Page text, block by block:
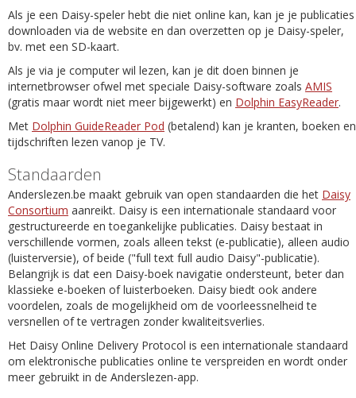
Als je een Daisy-speler hebt die niet online kan, kan je je publicaties
downloaden via de website en dan overzetten op je Daisy-speler,
bv. met een SD-kaart.
Als je via je computer wil lezen, kan je dit doen binnen je
internetbrowser ofwel met speciale Daisy-software zoals AMIS
(gratis maar wordt niet meer bijgewerkt) en Dolphin EasyReader.
Met Dolphin GuideReader Pod (betalend) kan je kranten, boeken en
tijdschriften lezen vanop je TV.
Standaarden
Anderslezen.be maakt gebruik van open standaarden die het Daisy
Consortium aanreikt. Daisy is een internationale standaard voor
gestructureerde en toegankelijke publicaties. Daisy bestaat in
verschillende vormen, zoals alleen tekst (e-publicatie), alleen audio
(luisterversie), of beide ("full text full audio Daisy"-publicatie).
Belangrijk is dat een Daisy-boek navigatie ondersteunt, beter dan
klassieke e-boeken of luisterboeken. Daisy biedt ook andere
voordelen, zoals de mogelijkheid om de voorleessnelheid te
versnellen of te vertragen zonder kwaliteitsverlies.
Het Daisy Online Delivery Protocol is een internationale standaard
om elektronische publicaties online te verspreiden en wordt onder
meer gebruikt in de Anderslezen-app.